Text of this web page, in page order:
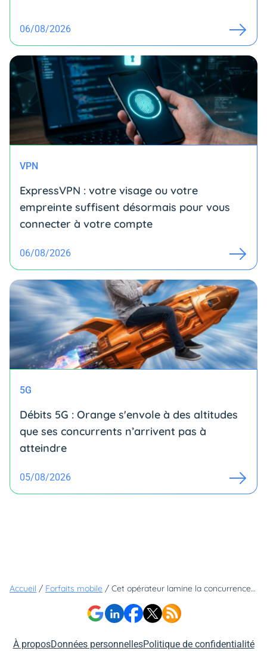
06/08/2026
VPN
ExpressVPN : votre visage ou votre
empreinte suffisent désormais pour vous
connecter à votre compte
06/08/2026
5G
Débits 5G : Orange s'envole à des altitudes
que ses concurrents n’arrivent pas à
atteindre
05/08/2026
Accueil / Forfaits mobile / Cet opérateur lamine la concurrence avec ces cinq forfaits à moins de 10€ !
À proposDonnées personnellesPolitique de confidentialité